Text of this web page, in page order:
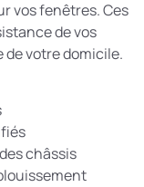
vos fenêtres. Ces
de vos
votre domicile.
châssis